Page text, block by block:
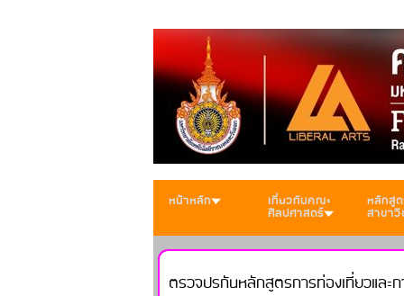
หน้าหลัก เกี่ยวกับคณะ
ศิลปศาสตร์
หลักสูต
สาขา
ตรวจปรกันหลักสูตรการท่องเที่ยวและก